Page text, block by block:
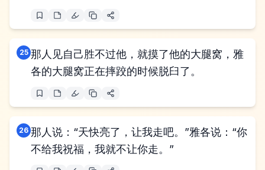
25 那人见自己胜不过他，就摸了他的大腿窝，雅
各的大腿窝正在摔跤的时候脱臼了。
26 那人说：“天快亮了，让我走吧。”雅各说：“你
不给我祝福，我就不让你走。”